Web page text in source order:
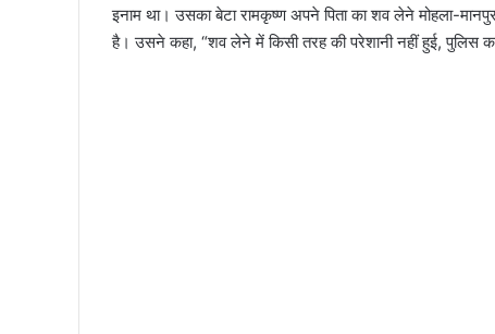
इनाम था। उसका बेटा रामकृष्ण अपने पिता का शव लेने मोहला-
है। उसने कहा, “शव लेने में किसी तरह की परेशानी नहीं हुई, पुलिस का